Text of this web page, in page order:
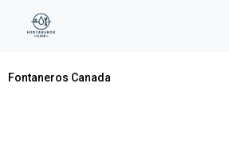
Categoría:
Fontaneros Canada